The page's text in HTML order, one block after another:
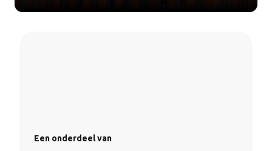
Een onderdeel van